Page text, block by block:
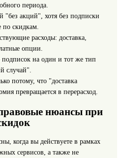
периода.
"без акций", хотя без подписки
по скидкам.
расходы: доставка,
опции.
подписок на один и тот же тип
случай".
потому, что "доставка
превращается в перерасход.
нюансы при
когда вы действуете в рамках
сервисов, а также не